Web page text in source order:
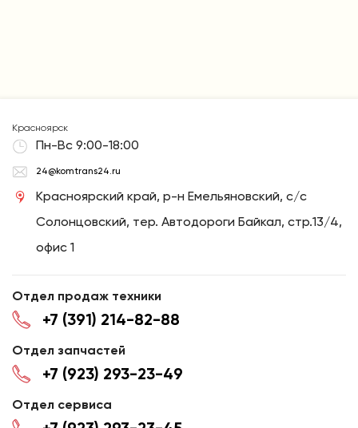
Красноярск
Пн-Вс 9:00-18:00
24@komtrans24.ru
Красноярский край, р-н Емельяновский, с/с
Солонцовский, тер. Автодороги Байкал, стр.13/4,
офис 1
Отдел продаж техники
+7 (391) 214-82-88
Отдел запчастей
+7 (923) 293-23-49
Отдел сервиса